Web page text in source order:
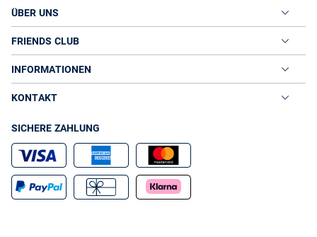
ÜBER UNS
FRIENDS CLUB
INFORMATIONEN
KONTAKT
SICHERE ZAHLUNG